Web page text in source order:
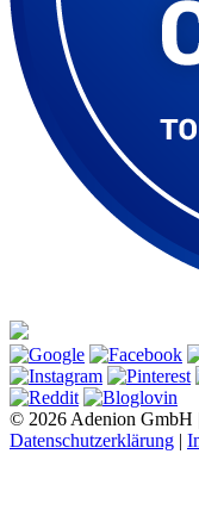
© 2026 Adenion GmbH
Datenschutzerklärung